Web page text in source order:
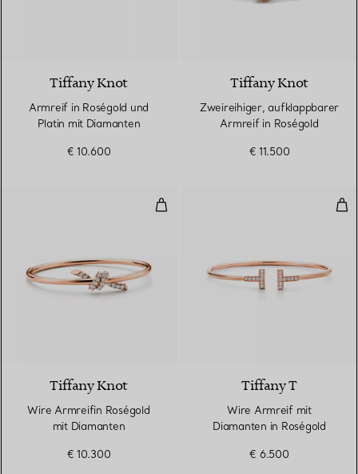
Tiffany Knot
Armreif in Roségold und
Platin mit Diamanten
€ 10.600
Tiffany Knot
Zweireihiger, aufklappbarer
Armreif in Roségold
€ 11.500
Wire Armreifin Roségold mit
Tiffany Knot
Wire Armreifin Roségold
mit Diamanten
€ 10.300
Tiffany T
Wire Armreif mit
Diamanten in Roségold
€ 6.500